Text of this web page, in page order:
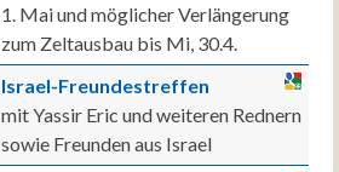
1. Mai und möglicher Verlängerung
zum Zeltausbau bis Mi, 30.4.
Israel-Freundestreffen
mit Yassir Eric und weiteren Rednern
sowie Freunden aus Israel